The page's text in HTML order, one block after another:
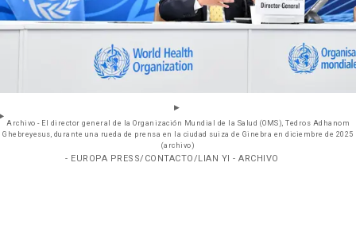
Archivo - El director general de la Organización Mundial de la Salud (OMS), Tedros Adhanom
Ghebreyesus, durante una rueda de prensa en la ciudad suiza de Ginebra en diciembre de 2025
(archivo)
- EUROPA PRESS/CONTACTO/LIAN YI - ARCHIVO